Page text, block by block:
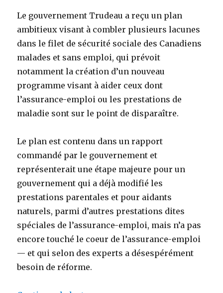
Le gouvernement Trudeau a reçu un plan
ambitieux visant à combler plusieurs lacunes
dans le filet de sécurité sociale des Canadiens
malades et sans emploi, qui prévoit
notamment la création d’un nouveau
programme visant à aider ceux dont
l’assurance-emploi ou les prestations de
maladie sont sur le point de disparaître.
Le plan est contenu dans un rapport
commandé par le gouvernement et
représenterait une étape majeure pour un
gouvernement qui a déjà modifié les
prestations parentales et pour aidants
naturels, parmi d’autres prestations dites
spéciales de l’assurance-emploi, mais n’a pas
encore touché le coeur de l’assurance-emploi
— et qui selon des experts a désespérément
besoin de réforme.